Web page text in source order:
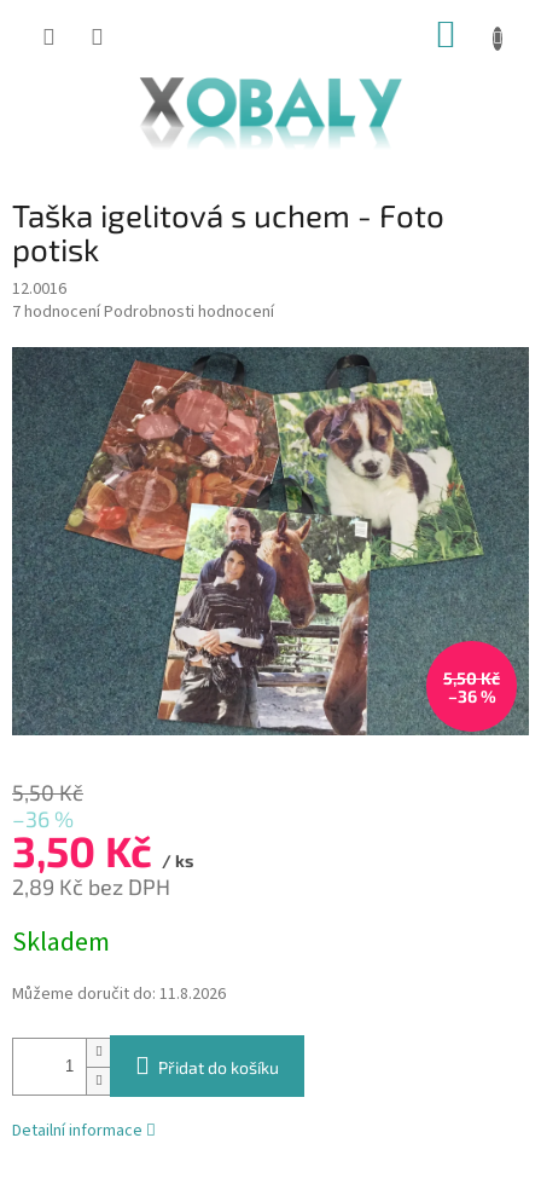
KOŠÍK
Taška igelitová s uchem - Foto
potisk
12.0016
Průměrné
produktu
je
5,0
z
5
hvězdiček.
7 hodnoceníPodrobnosti hodnocení
5,50 Kč
–36 %
5,50 Kč
–36 %
3,50 Kč / ks
2,89 Kč bez DPH
cena:
Skladem
Můžeme doručit do: 11.8.2026
Přidat do košíku
Detailní informace